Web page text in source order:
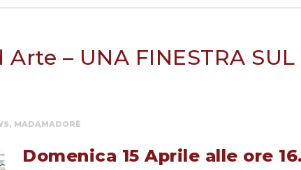
– UNA FINESTRA SUL
, MADAMADORÈ
Domenica 15 Aprile alle ore